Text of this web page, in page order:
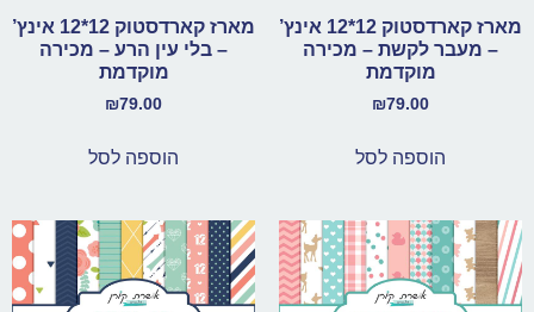
מארז קארדסטוק 12*12 אינץ’
– מעבר לקשת – מכירה
מוקדמת
₪79.00
הוספה לסל
מארז קארדסטוק 12*12 אינץ’
– בלי עין הרע – מכירה
מוקדמת
₪79.00
הוספה לסל